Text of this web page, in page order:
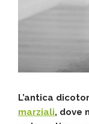
L’antica
marziali, dove